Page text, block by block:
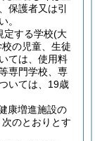
保護者又は引
。
する学校(大
の児童、生徒
ては、使用料
専門学校、専
いては、19歳
康増進施設の
のとおりとす